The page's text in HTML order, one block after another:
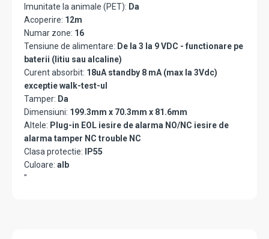
Imunitate la animale (PET): Da
Acoperire: 12m
Numar zone: 16
Tensiune de alimentare: De la 3 la 9 VDC - functionare pe
baterii (litiu sau alcaline)
Curent absorbit: 18uA standby 8 mA (max la 3Vdc)
exceptie walk-test-ul
Tamper: Da
Dimensiuni: 199.3mm x 70.3mm x 81.6mm
Altele: Plug-in EOL iesire de alarma NO/NC iesire de
alarma tamper NC trouble NC
Clasa protectie:
IP55
Culoare: alb
"